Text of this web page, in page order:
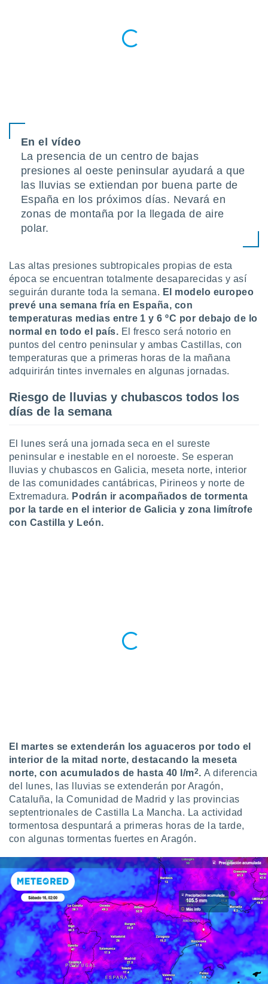
cookies
aceptar
sitio
En
de que
el sitio
se
para
ni para
o
aunque
Puedes
abono
datos
momento
en
en
en
de
un
o acceder
datos
perfiles
En el vídeo
La presencia de un centro de bajas
presiones al oeste peninsular ayudará a que
las lluvias se extiendan por buena parte de
España en los próximos días. Nevará en
zonas de montaña por la llegada de aire
polar.
Las altas presiones subtropicales propias de esta
época se encuentran totalmente desaparecidas y así
seguirán durante toda la semana. El modelo europeo
prevé una semana fría en España, con
temperaturas medias entre 1 y 6 ºC por debajo de lo
normal en todo el país. El fresco será notorio en
puntos del centro peninsular y ambas Castillas, con
temperaturas que a primeras horas de la mañana
adquirirán tintes invernales en algunas jornadas.
Riesgo de lluvias y chubascos todos los
días de la semana
El lunes será una jornada seca en el sureste
peninsular e inestable en el noroeste. Se esperan
lluvias y chubascos en Galicia, meseta norte, interior
de las comunidades cantábricas, Pirineos y norte de
Extremadura. Podrán ir acompañados de tormenta
por la tarde en el interior de Galicia y zona limítrofe
con Castilla y León.
El martes se extenderán los aguaceros por todo el
interior de la mitad norte, destacando la meseta
norte, con acumulados de hasta 40 l/m2.A diferencia
del lunes, las lluvias se extenderán por Aragón,
Cataluña, la Comunidad de Madrid y las provincias
septentrionales de Castilla La Mancha. La actividad
tormentosa despuntará a primeras horas de la tarde,
con algunas tormentas fuertes en Aragón.